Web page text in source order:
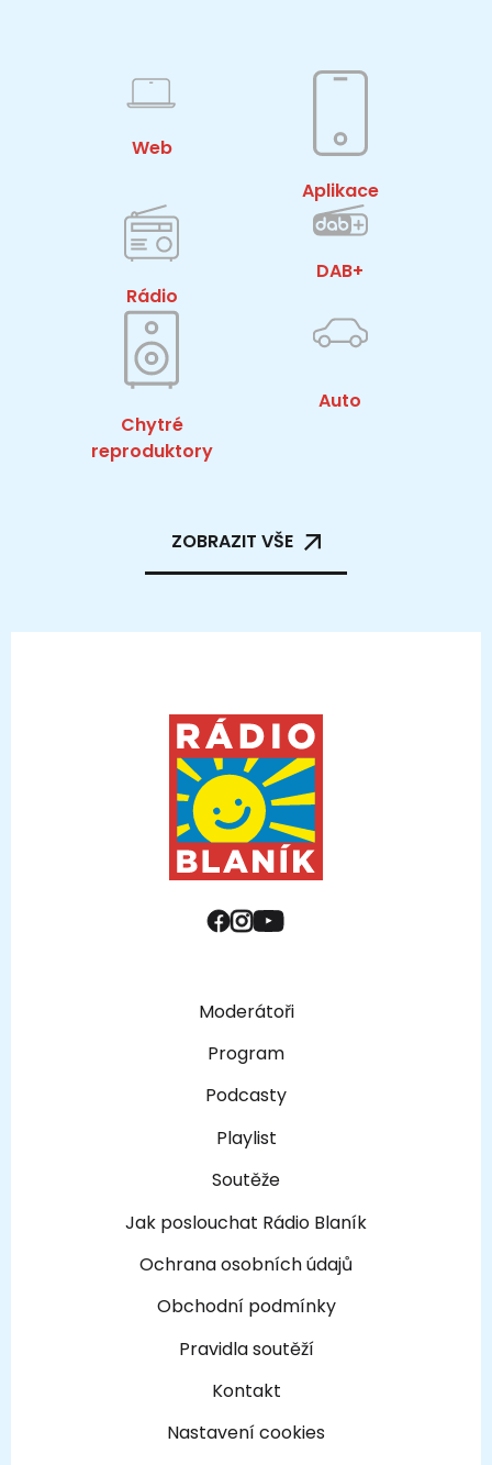
Web
Aplikace
Rádio
DAB+
Chytré
reproduktory
Auto
ZOBRAZIT VŠE
Moderátoři
Program
Podcasty
Playlist
Soutěže
Jak poslouchat Rádio Blaník
Ochrana osobních údajů
Obchodní podmínky
Pravidla soutěží
Kontakt
Nastavení cookies